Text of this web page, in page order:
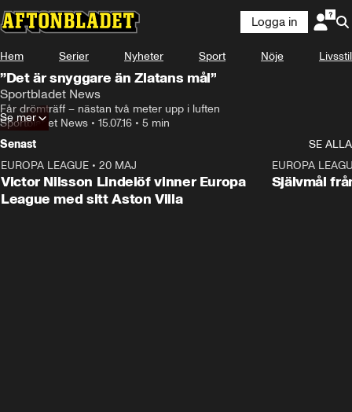
Logga in
Hem Serier Nyheter Sport Nöje Livsstil
”Det är snyggare än Zlatans mål”
Sportbladet News
Får drömträff – nästan två meter upp i luften
Sportbladet News • 15.07.16 • 5 min
Se mer
Senast
SE ALLA
EUROPA LEAGUE • 20 MAJ
Victor Nilsson Lindelöf vinner Europa
League med sitt Aston Villa
EUROPA
Självmål